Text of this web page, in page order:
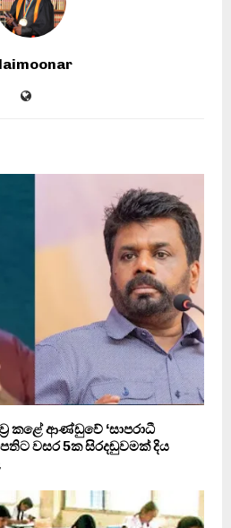
කළේ ආණ්ඩුවේ ‘සාපරාධී
වසර 5ක සිරදඬුවමක් දිය